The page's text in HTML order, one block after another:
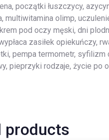
początki łuszczycy,
multiwitamina olimp,
pod oczy męski, dni
zasiłek opiekuńczy,
pempa termometr, syfilizm
pieprzyki rodzaje, życie po
products